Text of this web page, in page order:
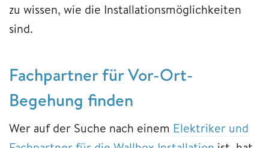
zu wissen, wie die Installationsmöglichkeiten
sind.
Fachpartner für Vor-Ort-
Begehung finden
Wer auf der Suche nach einem Elektriker und